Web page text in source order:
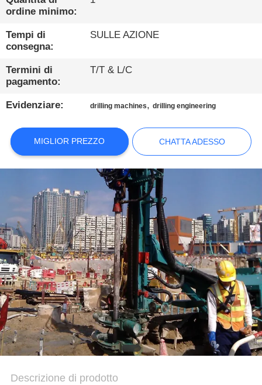
FABBRICA
CONTROLLO
DI
QUALITÀ
CONTATTICI
CHATTA
ADESSO
COMPANY
NEWS
MAPPA
DEL
SITO
INFORMATIVA
SULLA
ordine minimo:
Tempi di
consegna:
SULLE AZIONE
Termini di
pagamento:
T/T & L/C
Evidenziare: drilling machines,drilling engineering
MIGLIOR PREZZO CHATTA ADESSO
Descrizione di prodotto